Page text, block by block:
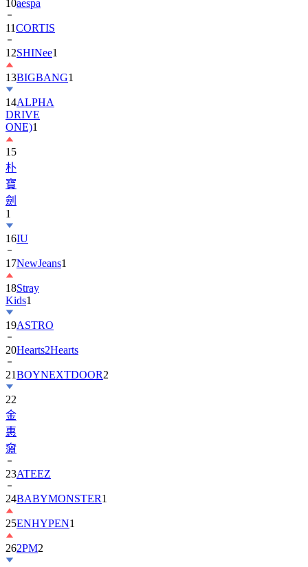
10aespa
11CORTIS
12SHINee1
13BIGBANG1
14ALPHA
DRIVE
ONE)1
15
朴
寶
劍
1
16IU
17NewJeans1
18Stray
Kids1
19ASTRO
20Hearts2Hearts
21BOYNEXTDOOR2
22
金
惠
奫
23ATEEZ
24BABYMONSTER1
25ENHYPEN1
262PM2